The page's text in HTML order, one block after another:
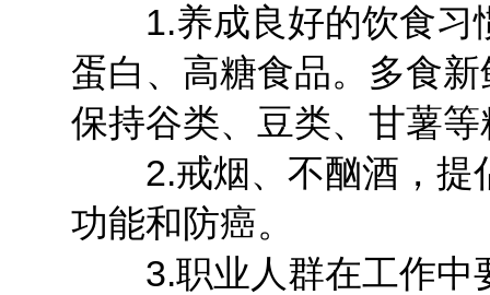
1.养成良好的饮食习
蛋白、高糖食品。多食
保持谷类、豆类、甘薯
2.戒烟、不酗酒，提
功能和防癌。
3.职业人群在工作中